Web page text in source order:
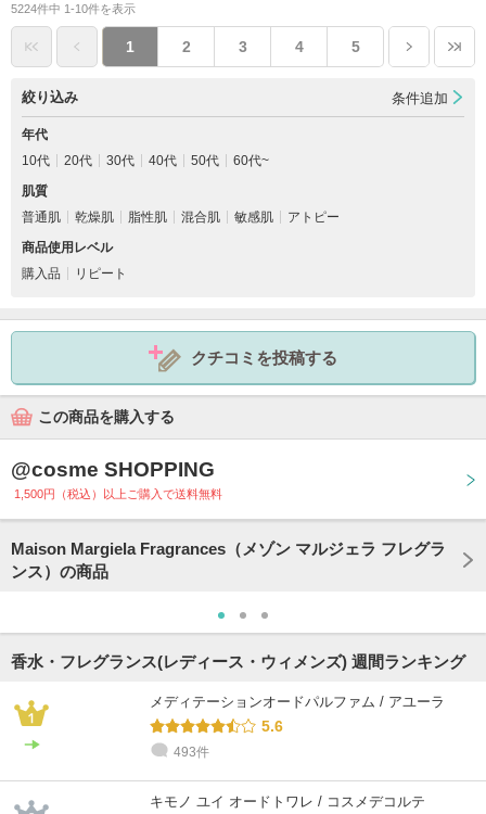
5224件中 1-10件を表示
1 2 3 4 5
絞り込み 条件追加
年代
10代
20代 30代 40代 50代
60代~
肌質
普通肌
乾燥肌 脂性肌 混合肌 敏感肌
アトピー
商品使用レベル
購入品
リピート
クチコミを投稿する
この商品を購入する
@cosme SHOPPING
1,500円（税込）以上ご購入で送料無料
Maison Margiela Fragrances（メゾン マルジェラ フレグラ
ンス）の商品
香水・フレグランス(レディース・ウィメンズ) 週間ランキング
メディテーションオードパルファム / アユーラ
5.6
493件
キモノ ユイ オードトワレ / コスメデコルテ